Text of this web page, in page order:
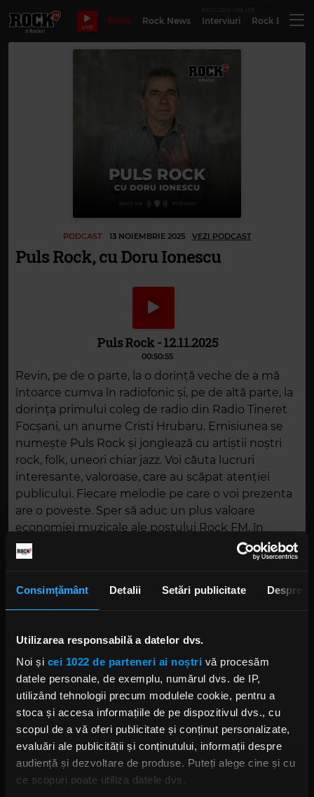
Consimțământ Detalii Setări publicitate Despre
Utilizarea responsabilă a datelor dvs.
Noi și cei 1022 de parteneri ai noștri vă procesăm
datele personale, de exemplu, numărul dvs. de IP,
utilizând tehnologii precum modulele cookie, pentru a
stoca și accesa informațiile de pe dispozitivul dvs., cu
scopul de a vă oferi publicitate și conținut personalizate,
evaluări ale publicității și conținutului, informații despre
audiență și dezvoltare de produse. Puteți alege cine și cu
ce scopuri poate utiliza datele dvs.
LIVE
Bilete Rock News Interviuri Rock
PODCAST 13 NOIEMBRIE 2025 VEZI PODCAST
Puls Rock, cu Doru Ionescu
Puls Rock - 12.11.2025
00:50:55
Revin, pe de o parte, la o dorință veche de a mă
întoarce cumva în radiofonic și, pe de altă parte, la
dorința primului coleg de radio din Radio Tineret
Focșani, un anume Cristi Hrubaru. Emisiunea se
numește Puls Rock și jonglează cu artiștii noștri
rock, folk, uneori chiar jazz. Voi căuta lucruri
interesante, valoroase, care au scăpat atenției
publicului. Fiecare melodie pe care o voi prezenta
are o poveste. Sper să aduc un plus valoare
economiei muzicale ale postului Rock FM, în
această oră, în fiecare miercuri de la 19.00. Radioul
mi-a oferit și sunt sigur că îmi va oferi în
Alte podcasturi
Puls Rock - 31.12.2025
3 IANUARIE 2026 – 00:51:19
Puls Rock - 24.12.2025